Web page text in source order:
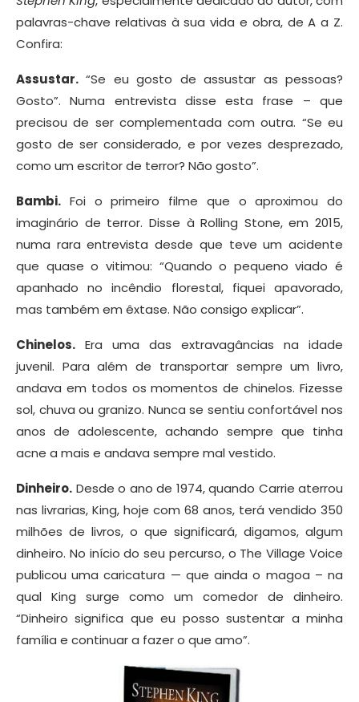
palavras-chave relativas à sua vida e obra, de A a Z.
Confira:
Assustar. “Se eu gosto de assustar as pessoas?
Gosto”. Numa entrevista disse esta frase – que
precisou de ser complementada com outra. “Se eu
gosto de ser considerado, e por vezes desprezado,
como um escritor de terror? Não gosto”.
Bambi. Foi o primeiro filme que o aproximou do
imaginário de terror. Disse à Rolling Stone, em 2015,
numa rara entrevista desde que teve um acidente
que quase o vitimou: “Quando o pequeno viado é
apanhado no incêndio florestal, fiquei apavorado,
mas também em êxtase. Não consigo explicar”.
Chinelos. Era uma das extravagâncias na idade
juvenil. Para além de transportar sempre um livro,
andava em todos os momentos de chinelos. Fizesse
sol, chuva ou granizo. Nunca se sentiu confortável nos
anos de adolescente, achando sempre que tinha
acne a mais e andava sempre mal vestido.
Dinheiro. Desde o ano de 1974, quando Carrie aterrou
nas livrarias, King, hoje com 68 anos, terá vendido 350
milhões de livros, o que significará, digamos, algum
dinheiro. No início do seu percurso, o The Village Voice
publicou uma caricatura — que ainda o magoa – na
qual King surge como um comedor de dinheiro.
“Dinheiro significa que eu posso sustentar a minha
família e continuar a fazer o que amo”.